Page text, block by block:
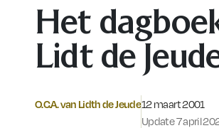
Het
Lidt de
O.C.A. van Lidth de JeudeGepubliceerd op:
12 maart 2001
Update 7 april